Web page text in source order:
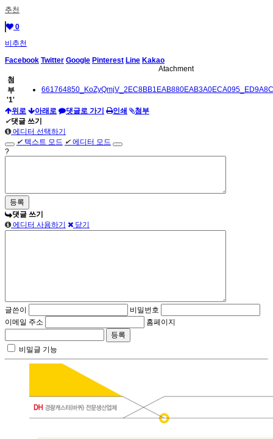
추천
0
비추천
Facebook Twitter Google Pinterest Line Kakao
Atachment
첨
부
'1'
위로 아래로 댓글로 가기 인쇄
첨부
✔댓글 쓰기
에디터 선택하기
✔ 텍스트 모드 ✔에디터 모드
?
댓글 쓰기
에디터 사용하기
닫기
글쓴이
비밀번호
이메일 주소
홈페이지
비밀글 기능